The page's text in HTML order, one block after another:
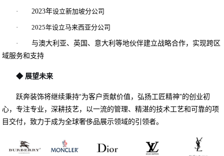
·2023年设立新加坡分公司
· 2025年设立马来西亚分公司
·与澳大利亚、英国、意大利等地伙伴建立战略合作，实现跨区
域服务和支持
◆ 展望未来
跃奔装饰将继续秉持“为客户贡献价值，弘扬工匠精神”的创业初
心，专注专业，深耕技艺，以一流的管理、精湛的技术工艺和可靠的项
目交付，致力于成为全球奢侈品展示领域的引领者。